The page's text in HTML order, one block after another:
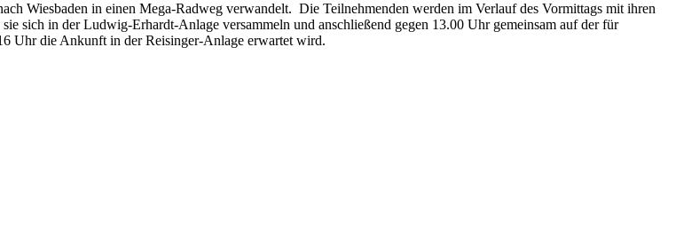
Wiesbaden in einen Mega-Radweg verwandelt. Die Teilnehmenden werden im Verlauf des Vormittags mit ihren
sich in der Ludwig-Erhardt-Anlage versammeln und anschließend gegen 13.00 Uhr gemeinsam auf der für
Uhr die Ankunft in der Reisinger-Anlage erwartet wird.